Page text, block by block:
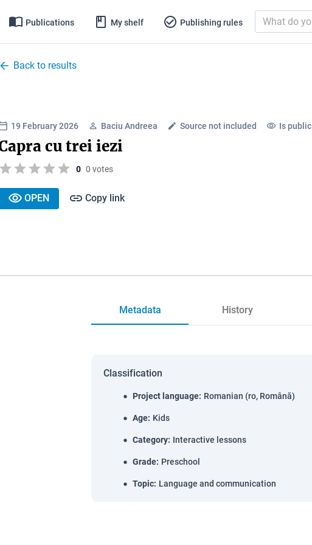
Publications My shelf Publishing rules
Back to results
19 February 2026 Baciu Andreea Source not included Is public
cu trei iezi
0 0 votes
OPEN Copy link
Metadata History
Classification
Project language: Romanian (ro, Română)
Age: Kids
Category: Interactive lessons
Grade: Preschool
Topic: Language and communication